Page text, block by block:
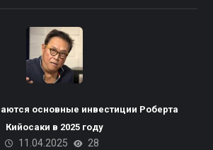
основные инвестиции Роберта
Кийосаки в 2025 году
11.04.2025 28